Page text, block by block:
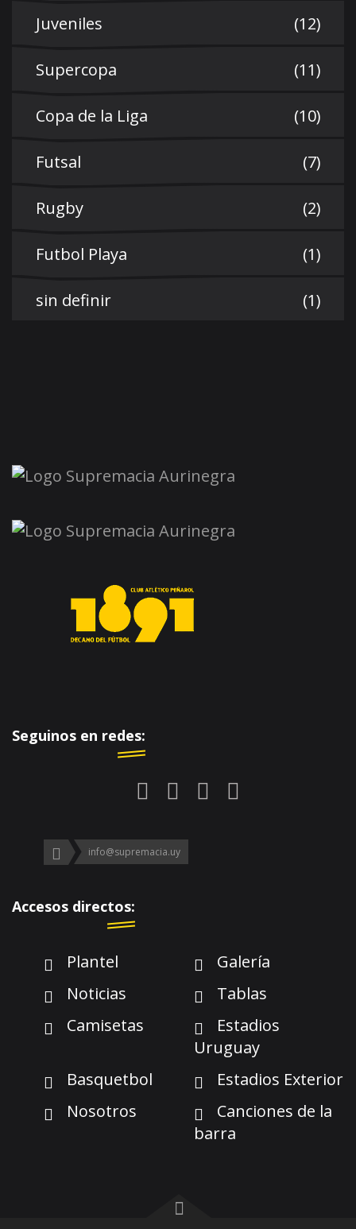
Juveniles (12)
Supercopa (11)
Copa de la Liga (10)
Futsal (7)
Rugby (2)
Futbol Playa (1)
sin definir (1)
Seguinos en redes:
info@supremacia.uy
Accesos directos:
Plantel
Galería
Noticias
Tablas
Camisetas
Estadios
Uruguay
Basquetbol
Estadios Exterior
Nosotros
Canciones de la
barra